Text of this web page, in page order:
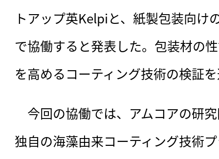
トアップ英Kelpiと、紙製包装向け
で協働すると発表した。包装材の
を高めるコーティング技術の検証
今回の協働では、アムコアの研
独自の海藻由来コーティング技術